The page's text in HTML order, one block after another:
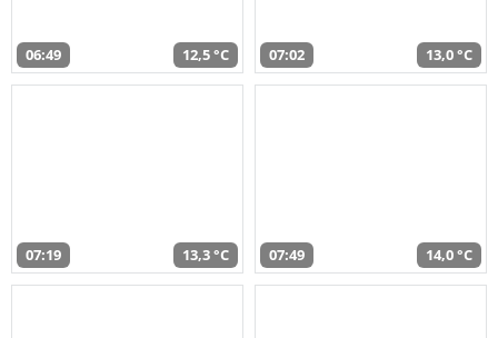
06:49 12,5 °C 07:02 13,0 °C
07:19 13,3 °C 07:49 14,0 °C